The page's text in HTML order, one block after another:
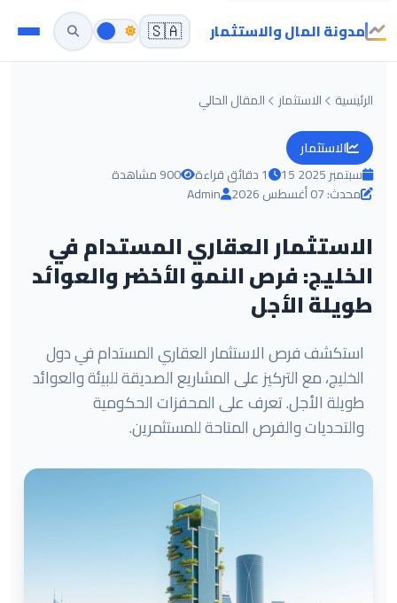
مدونة المال والاستثمار 🇸🇦
الرئيسية الاستثمار المقال الحالي
الاستثمار
15 سبتمبر 2025
1 دقائق قراءة
900 مشاهدة
محدث: 07 أغسطس 2026
Admin
الاستثمار العقاري المستدام في
الخليج: فرص النمو الأخضر والعوائد
طويلة الأجل
استكشف فرص الاستثمار العقاري المستدام في دول
الخليج، مع التركيز على المشاريع الصديقة للبيئة والعوائد
طويلة الأجل. تعرف على المحفزات الحكومية
والتحديات والفرص المتاحة للمستثمرين.